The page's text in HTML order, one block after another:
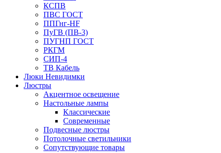
КСПВ
ПВС ГОСТ
ППГнг-HF
ПуГВ (ПВ-3)
ПУГНП ГОСТ
РКГМ
СИП-4
ТВ Кабель
Люки Невидимки
Люстры
Акцентное освещение
Настольные лампы
Классические
Современные
Подвесные люстры
Потолочные светильники
Сопутствующие товары